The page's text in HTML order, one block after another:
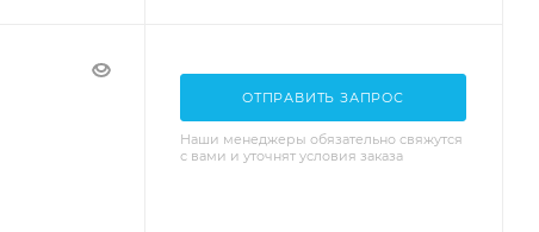
ОТПРАВИТЬ ЗАПРОС
Наши менеджеры обязательно свяжутся
с вами и уточнят условия заказа